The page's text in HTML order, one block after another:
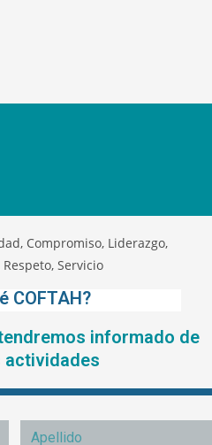
COFTAH?
informado de
actividades